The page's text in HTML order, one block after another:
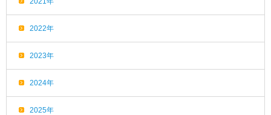
2022年
2023年
2024年
2025年